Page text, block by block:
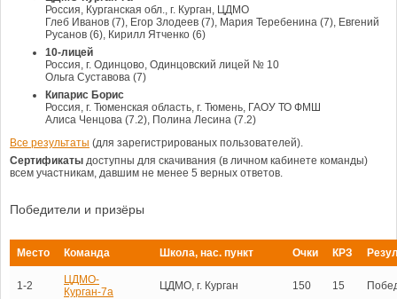
Россия, Курганская обл., г. Курган, ЦДМО
Глеб Иванов (7), Егор Злодеев (7), Мария Теребенина (7), Евгений
Русанов (6), Кирилл Ятченко (6)
10-лицей
Россия, г. Одинцово, Одинцовский лицей № 10
Ольга Суставова (7)
Кипарис Борис
Россия, г. Тюменская область, г. Тюмень, ГАОУ ТО ФМШ
Алиса Ченцова (7.2), Полина Лесина (7.2)
Все результаты (для зарегистрированых пользователей).
Сертификаты доступны для скачивания (в личном кабинете команды)
всем участникам, давшим не менее 5 верных ответов.
Победители и призёры
Место Команда Школа, нас. пункт Очки КРЗ
1-2
ЦДМО-
Курган-7а
ЦДМО, г. Курган 150 15